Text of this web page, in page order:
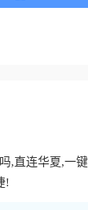
,直连华夏,一
!